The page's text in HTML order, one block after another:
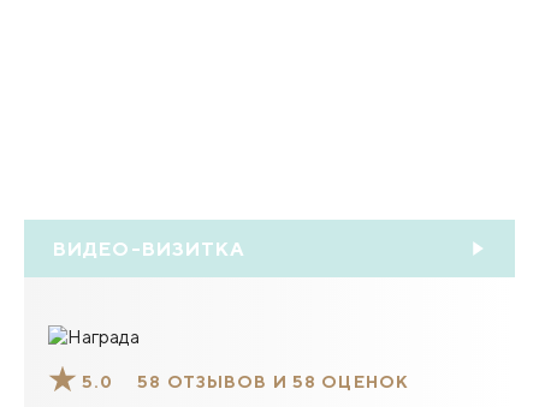
ВИДЕО-ВИЗИТКА
5.0 58 ОТЗЫВОВ И 58 ОЦЕНОК